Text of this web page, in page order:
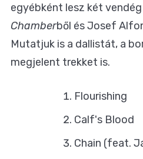
egyébként lesz két
Chamberből és Josef
Mutatjuk is a dallistát, a
megjelent trekket is.
Flourishing
Calf's Blood
Chain (feat.